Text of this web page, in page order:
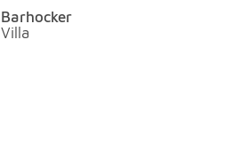
Barhocker
Villa